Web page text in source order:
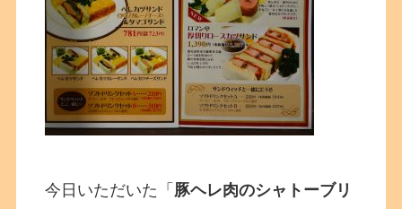
今日いただいた「 豚ヘレ肉のシャトーブリ